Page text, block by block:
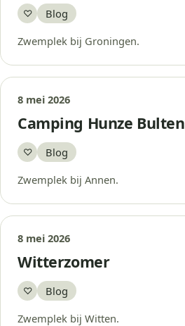
♡
Bewaar
Blog
Zwemplek bij Groningen.
8 mei 2026
Camping Hunze Bulten
♡
Bewaar
Blog
Zwemplek bij Annen.
8 mei 2026
Witterzomer
♡
Bewaar
Blog
Zwemplek bij Witten.